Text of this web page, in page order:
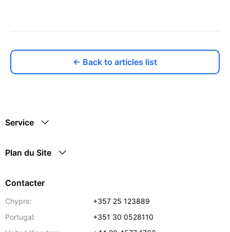
← Back to articles list
Service
Plan du Site
Contacter
Chypre:
+357 25 123889
Portugal:
+351 30 0528110